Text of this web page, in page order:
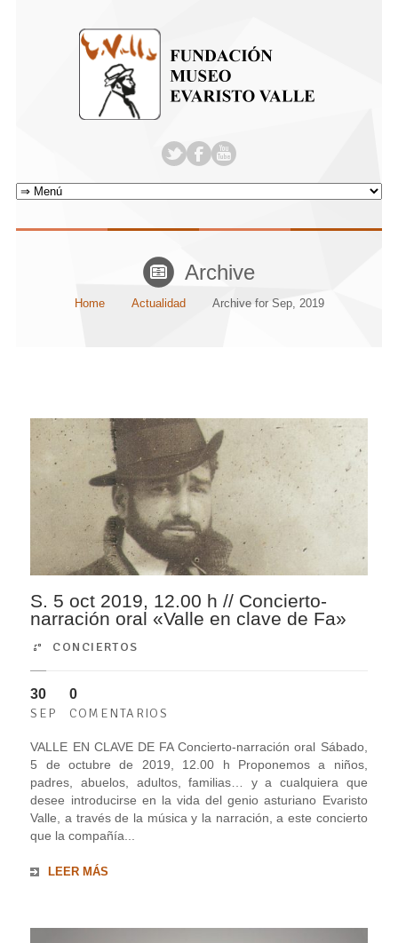
Archive
Home Actualidad Archive for Sep, 2019
S. 5 oct 2019, 12.00 h // Concierto-
narración oral «Valle en clave de Fa»
CONCIERTOS
30
SEP
0
COMENTARIOS
VALLE EN CLAVE DE FA Concierto-narración oral Sábado,
5 de octubre de 2019, 12.00 h Proponemos a niños,
padres, abuelos, adultos, familias… y a cualquiera que
desee introducirse en la vida del genio asturiano Evaristo
Valle, a través de la música y la narración, a este concierto
que la compañía...
LEER MÁS